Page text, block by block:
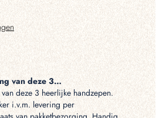
van deze 3…
deze 3 heerlijke handzepen.
i.v.m. levering per
Naomi
30
Snel en
Snel en